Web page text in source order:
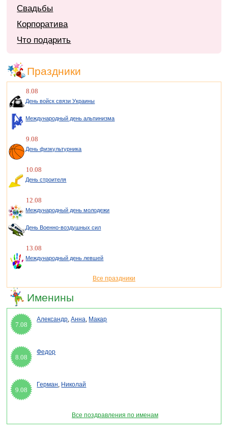
Свадьбы
Корпоратива
Что подарить
Праздники
8.08
День войск связи Украины
Международный день альпинизма
9.08
День физкультурника
10.08
День строителя
12.08
Международный день молодежи
День Военно-воздушных сил
13.08
Международный день левшей
Все праздники
Именины
7.08
Александр,Анна, Макар
8.08
Федор
9.08
Герман, Николай
Все поздравления по именам